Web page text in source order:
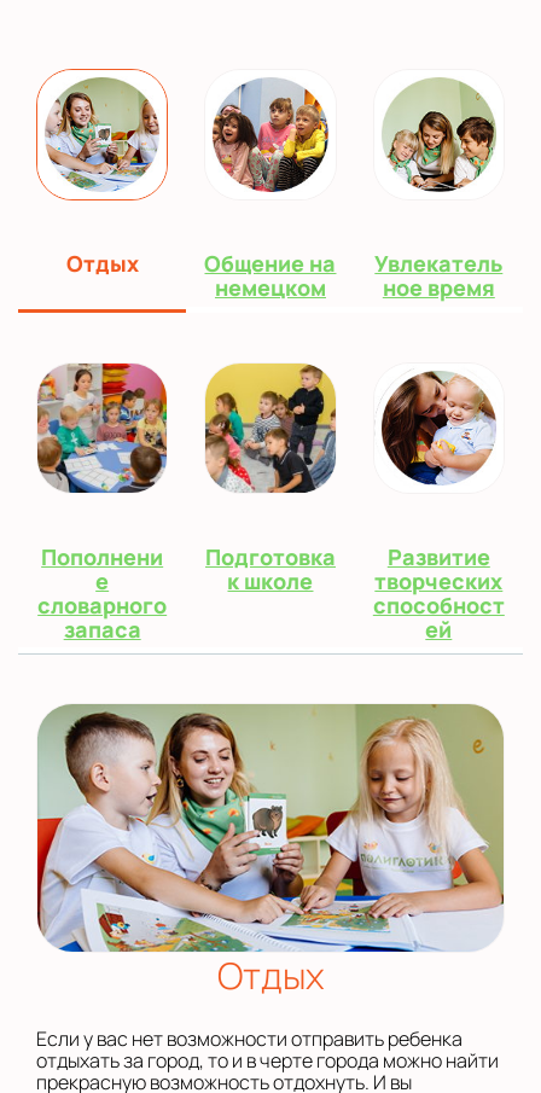
Отдых
Общение на
немецком
Увлекатель
ное время
Пополнени
е
словарного
запаса
Подготовка
к школе
Развитие
творческих
способност
ей
Отдых
Если у вас нет возможности отправить ребенка
отдыхать за город, то и в черте города можно найти
прекрасную возможность отдохнуть. И вы